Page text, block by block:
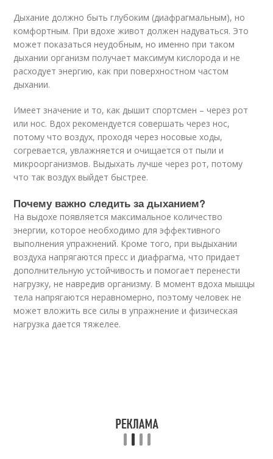
Дыхание должно быть глубоким (диафрагмальным), но
комфортным. При вдохе живот должен надуваться. Это
может показаться неудобным, но именно при таком
дыхании организм получает максимум кислорода и не
расходует энергию, как при поверхностном частом
дыхании.
Имеет значение и то, как дышит спортсмен – через рот
или нос. Вдох рекомендуется совершать через нос,
потому что воздух, проходя через носовые ходы,
согревается, увлажняется и очищается от пыли и
микроорганизмов. Выдыхать лучше через рот, потому
что так воздух выйдет быстрее.
Почему важно следить за дыханием?
На выдохе появляется максимальное количество
энергии, которое необходимо для эффективного
выполнения упражнений. Кроме того, при выдыхании
воздуха напрягаются пресс и диафрагма, что придает
дополнительную устойчивость и помогает перенести
нагрузку, не навредив организму. В момент вдоха мышцы
тела напрягаются неравномерно, поэтому человек не
может вложить все силы в упражнение и физическая
нагрузка дается тяжелее.